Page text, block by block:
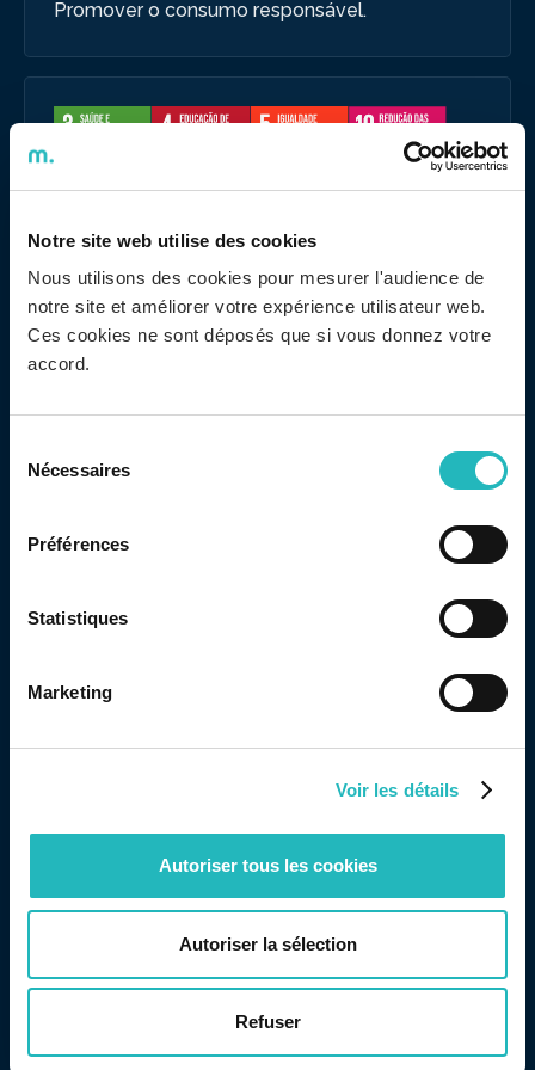
Notre site web utilise des cookies
Nous utilisons des cookies pour mesurer l'audience de
notre site et améliorer votre expérience utilisateur web.
Ces cookies ne sont déposés que si vous donnez votre
accord.
Nécessaires
Préférences
Statistiques
Marketing
Voir les détails
Autoriser tous les cookies
Autoriser la sélection
Refuser
Promover o consumo responsável.
Social
Promover uma sociedade mais justa e
equilibrada.
Governance
regulamentação e requisitos da cadeia de valor